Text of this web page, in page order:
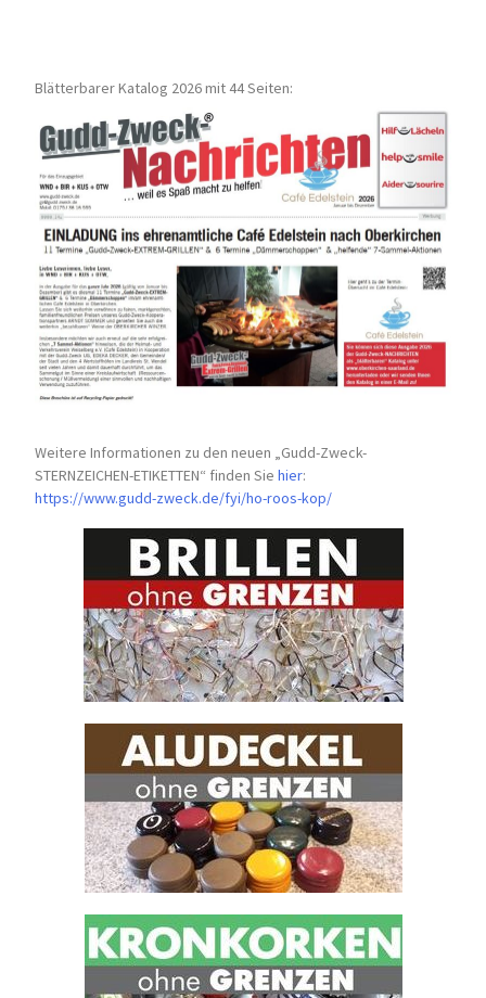
Blätterbarer Katalog 2026 mit 44 Seiten:
Weitere Informationen zu den neuen „Gudd-Zweck-
STERNZEICHEN-ETIKETTEN“ finden Siehier:
https://www.gudd-zweck.de/fyi/ho-roos-kop/